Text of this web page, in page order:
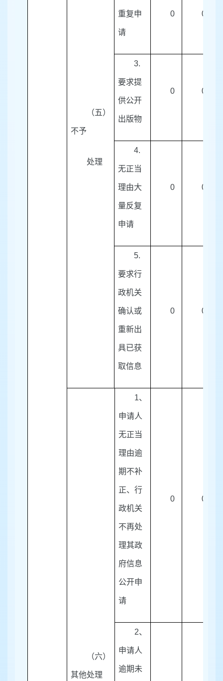
（五）
不予
处理
重复申
请
0 0
3.
要求提
供公开
出版物
0 0
4.
无正当
理由大
量反复
申请
0 0
5.
要求行
政机关
确认或
重新出
具已获
取信息
0 0
（六）
其他处理
1、
申请人
无正当
理由逾
期不补
正、行
政机关
不再处
理其政
府信息
公开申
请
0 0
2、
申请人
逾期未